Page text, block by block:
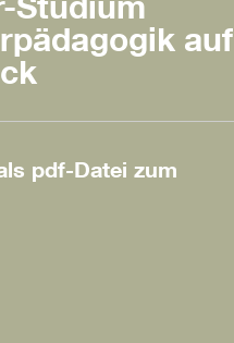
auf
pdf-Datei zum